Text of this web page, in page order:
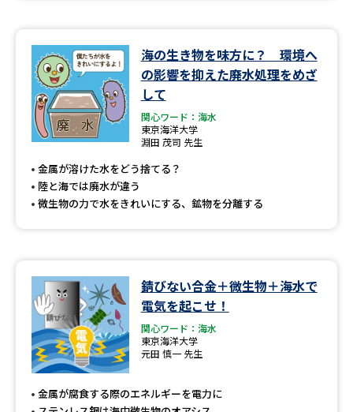
学問のミニ講義「夢ナビ講義」 学問分野解説
学問の教科書
ユーザーサポート
Ｑ＆Ａ よくあるご質問
お支払いサイト
個人情報取扱規定
特定商取引表記
テレメール進学カタログ
訂正のご案内
海の生き物を味方に？ 環境へ
の影響を抑えた廃水処理をめざ
して
関心ワード：海水
東京海洋大学
淵田 茂司 先生
金属が溶けた水をどう捨てる？
陸と海では廃水が違う
微生物の力で水をきれいにする、鉱物を分離する
錆びない合金＋微生物＋海水で
電気を起こせ！
関心ワード：海水
東京海洋大学
元田 慎一 先生
金属が腐食する際のエネルギーを電力に